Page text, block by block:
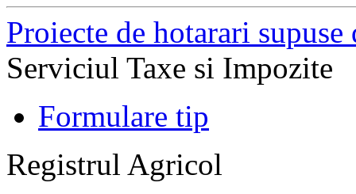
Proiecte de hotarari
Serviciul Taxe si Impozite
Formulare tip
Registrul Agricol